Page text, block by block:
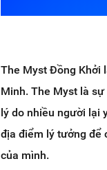
The Myst Đồng Khởi
Minh. The Myst là
lý do nhiều người lại
địa điểm lý tưởng để
của mình.